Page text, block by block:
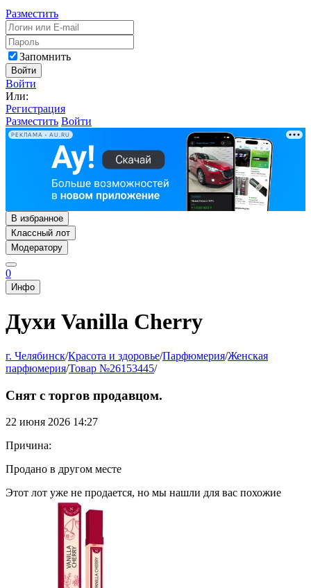
Разместить
Запомнить
Войти
Войти
Или:
Регистрация
Разместить Войти
РЕКЛАМА • AU.RU
В избранное
Классный лот
Модератору
0
Инфо
Духи Vanilla Cherry
г. Челябинск/Красота и здоровье/Парфюмерия/Женская
парфюмерия/Товар №26153445/
Снят с торгов продавцом.
22 июня 2026 14:27
Причина:
Продано в другом месте
Этот лот уже не продается, но мы нашли для вас похожие